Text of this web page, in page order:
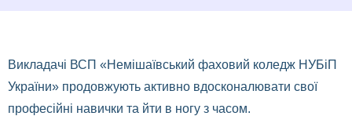
Викладачі ВСП «Немішаївський фаховий коледж НУБіП
України» продовжують активно вдосконалювати свої
професійні навички та йти в ногу з часом.